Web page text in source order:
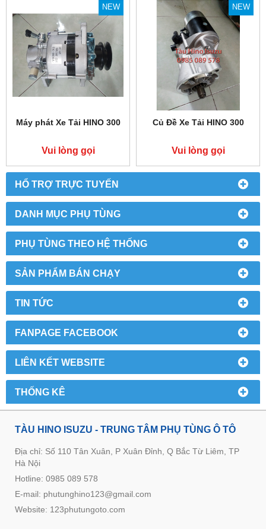
HỔ TRỢ TRỰC TUYẾN
DANH MỤC PHỤ TÙNG
PHỤ TÙNG THEO HỆ THỐNG
SẢN PHẨM BÁN CHẠY
TIN TỨC
FANPAGE FACEBOOK
LIÊN KẾT WEBSITE
THỐNG KÊ
NEW
Máy phát Xe Tải HINO 300
Vui lòng gọi
NEW
Củ Đề Xe Tải HINO 300
Vui lòng gọi
TÀU HINO ISUZU - TRUNG TÂM PHỤ TÙNG Ô TÔ
Địa chỉ: Số 110 Tân Xuân, P Xuân Đỉnh, Q Bắc Từ Liêm, TP
Hà Nội
Hotline: 0985 089 578
E-mail: phutunghino123@gmail.com
Website: 123phutungoto.com